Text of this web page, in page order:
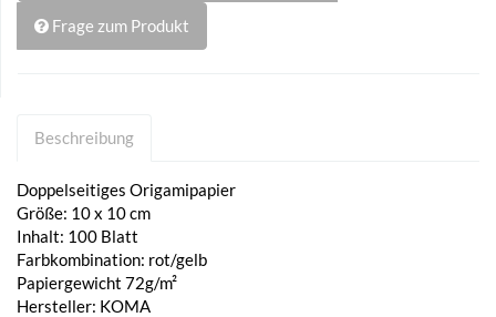
Frage zum Produkt
Beschreibung
Doppelseitiges Origamipapier
Größe: 10 x 10 cm
Inhalt: 100 Blatt
Farbkombination: rot/gelb
Papiergewicht 72g/m²
Hersteller: KOMA